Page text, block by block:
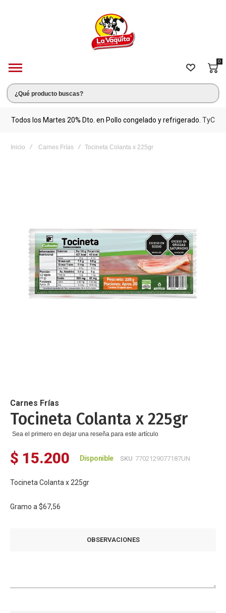
0
Todos los Martes 20% Dto. en Pollo congelado y refrigerado. TyC
Inicio Carnes Frías Tocineta Colanta x 225gr
imágenes
de
la
galería
de
Carnes Frías
Tocineta Colanta x 225gr
Sea el primero en dejar una reseña para este artículo
$ 15.200 Disponible SKU 7702129077187UN
Tocineta Colanta x 225gr
Gramo a $67,56
OBSERVACIONES